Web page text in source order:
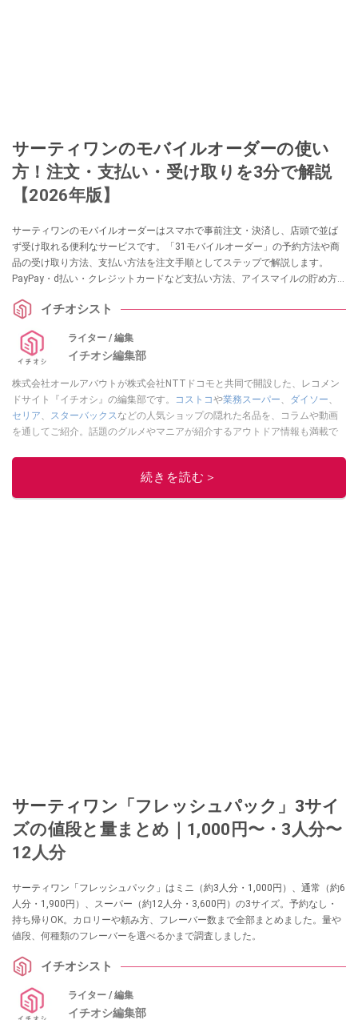
サーティワンのモバイルオーダーの使い
方！注文・支払い・受け取りを3分で解説
【2026年版】
サーティワンのモバイルオーダーはスマホで事前注文・決済し、店頭で並ば
ず受け取れる便利なサービスです。「31モバイルオーダー」の予約方法や商
品の受け取り方法、支払い方法を注文手順としてステップで解説します。
PayPay・d払い・クレジットカードなど支払い方法、アイスマイルの貯め方
に注文すればいいか、まとめました。【2026年最新】
イチオシスト
ライター / 編集
イチオシ編集部
株式会社オールアバウトが株式会社NTTドコモと共同で開設した、レコメン
ドサイト『イチオシ』の編集部です。
コストコや業務スーパー、 ダイソー、
セリア、 スターバックスなどの人気ショップの隠れた名品を、コラムや動画
を通してご紹介。話題のグルメやマニアが紹介するアウトドア情報も満載で
レビューしています。毎日トレンド情報をお届けしているので、ぜひ
してください！続きを読む＞
サーティワン「フレッシュパック」3サイ
ズの値段と量まとめ｜1,000円〜・3人分〜
12人分
サーティワン「フレッシュパック」はミニ（約3人分・1,000円）、通常（約6
人分・1,900円）、スーパー（約12人分・3,600円）の3サイズ。予約なし・
持ち帰りOK。カロリーや頼み方、フレーバー数まで全部まとめました。量や
値段、何種類のフレーバーを選べるかまで調査しました。
イチオシスト
ライター / 編集
イチオシ編集部